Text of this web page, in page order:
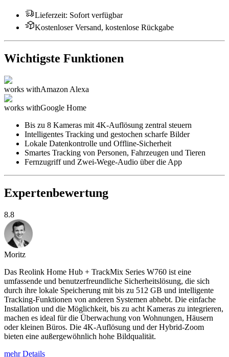
Lieferzeit: Sofort verfügbar
Kostenloser Versand, kostenlose Rückgabe
Wichtigste Funktionen
works withAmazon Alexa
works withGoogle Home
Bis zu 8 Kameras mit 4K-Auflösung zentral steuern
Intelligentes Tracking und gestochen scharfe Bilder
Lokale Datenkontrolle und Offline-Sicherheit
Smartes Tracking von Personen, Fahrzeugen und Tieren
Fernzugriff und Zwei-Wege-Audio über die App
Expertenbewertung
8.8
Moritz
Das Reolink Home Hub + TrackMix Series W760 ist eine
umfassende und benutzerfreundliche Sicherheitslösung, die sich
durch ihre lokale Speicherung mit bis zu 512 GB und intelligente
Tracking-Funktionen von anderen Systemen abhebt. Die einfache
Installation und die Möglichkeit, bis zu acht Kameras zu integrieren,
machen es ideal für die Überwachung von Wohnungen, Häusern
oder kleinen Büros. Die 4K-Auflösung und der Hybrid-Zoom
bieten eine außergewöhnlich hohe Bildqualität.
mehr Details